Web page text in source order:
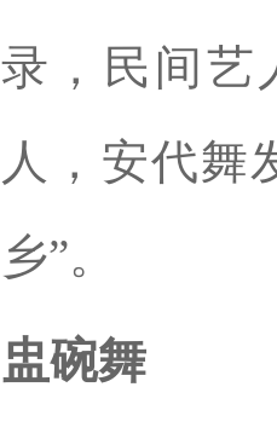
录，民间艺
人，安代舞
乡”。
盅碗舞